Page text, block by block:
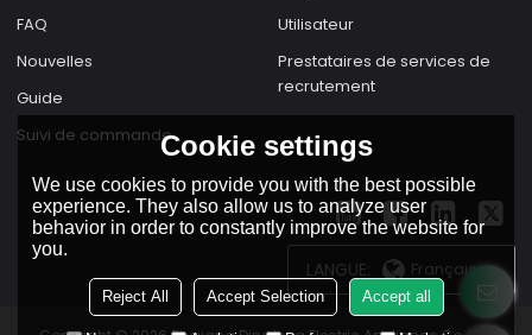
FAQ
Nouvelles
Guide
Suivi de commande
Utilisateur
Prestataires de services de
recrutement
LANGUE: Français
Cookie settings
We use cookies to provide you with the best possible
experience. They also allow us to analyze user
behavior in order to constantly improve the website for
you.
Reject All Accept Selection Accept all